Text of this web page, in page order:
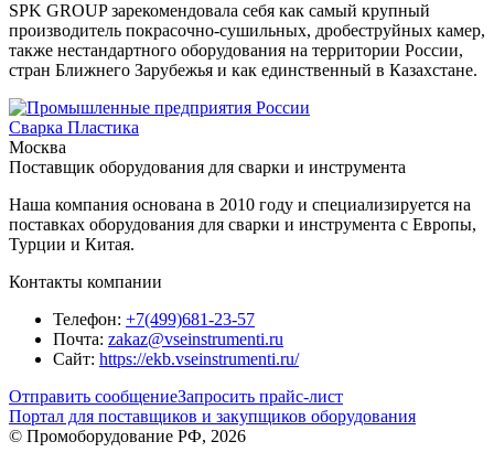
SPK GROUP зарекомендовала себя как самый крупный
производитель покрасочно-сушильных, дробеструйных камер,
также нестандартного оборудования на территории России,
стран Ближнего Зарубежья и как единственный в Казахстане.
Сварка Пластика
Москва
Поставщик оборудования для сварки и инструмента
Наша компания основана в 2010 году и специализируется на
поставках оборудования для сварки и инструмента с Европы,
Турции и Китая.
Контакты компании
Телефон: +7(499)681-23-57
Почта: zakaz@vseinstrumenti.ru
Сайт: https://ekb.vseinstrumenti.ru/
Отправить сообщениеЗапросить прайс-лист
Портал для поставщиков и закупщиков оборудования
© Промоборудование РФ, 2026